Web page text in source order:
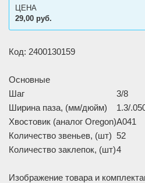
29,00 руб.
ЦЕНА
Код: 2400130159
Основные
Шаг
3/8
Ширина паза, (мм/дюйм)
1.3/
Хвостовик (аналог Oregon)А041
Количество звеньев, (шт) 52
Количество заклепок, (шт)4
Изображение товара и